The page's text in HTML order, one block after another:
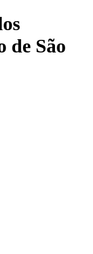
de São